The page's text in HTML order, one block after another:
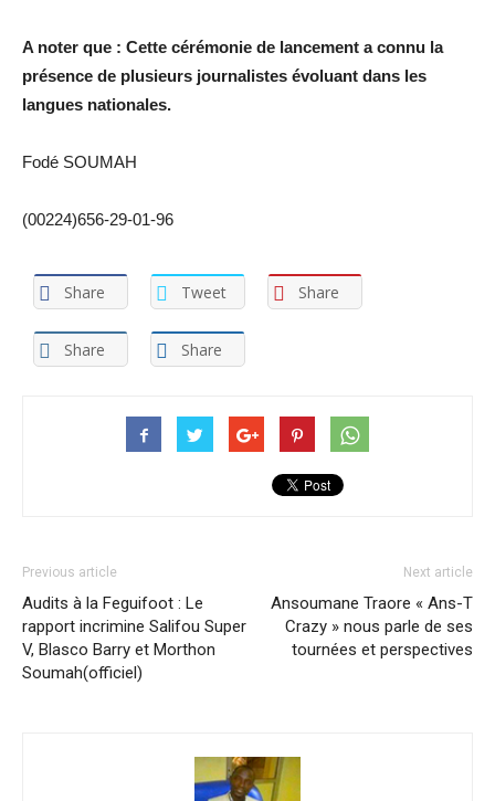
A noter que : Cette cérémonie de lancement a connu la
présence de plusieurs journalistes évoluant dans les
langues nationales.
Fodé SOUMAH
(00224)656-29-01-96
Share Tweet Share
Share Share
Previous article
Audits à la Feguifoot : Le
rapport incrimine Salifou Super
V, Blasco Barry et Morthon
Soumah(officiel)
Next article
Ansoumane Traore « Ans-T
Crazy » nous parle de ses
tournées et perspectives